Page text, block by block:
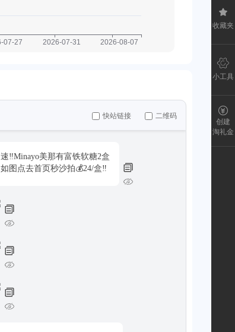
快站链接 二维码
速‼️Minayo美那有富铁软糖2盒
如图点去首页秒沙拍💰24/盒‼️
收藏夹
小工具
创建
淘礼金